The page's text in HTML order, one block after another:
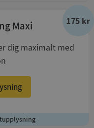
175 kr
Maxi
dig maximalt med